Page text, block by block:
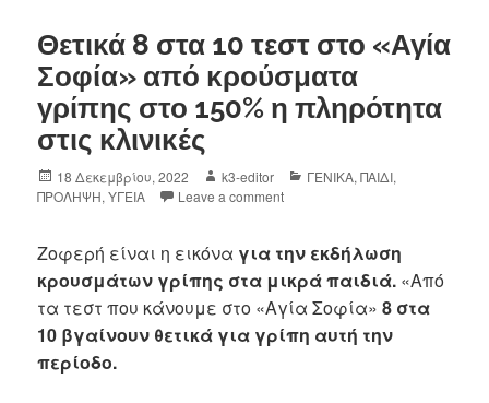
Θετικά 8 στα 10 τεστ στο «Αγία
Σοφία» από κρούσματα
γρίπης στο 150% η πληρότητα
στις κλινικές
18 Δεκεμβρίου, 2022 k3-editor ΓΕΝΙΚΑ,ΠΑΙΔΙ,
ΠΡΟΛΗΨΗ,ΥΓΕΙΑ Leave a comment
Ζοφερή είναι η εικόνα για την εκδήλωση
κρουσμάτων γρίπης στα μικρά παιδιά. «Από
τα τεστ που κάνουμε στο «Αγία Σοφία»8 στα
10 βγαίνουν θετικά για γρίπη αυτή την
περίοδο.